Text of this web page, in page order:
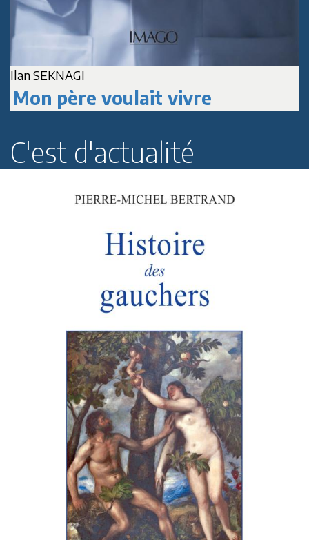
Ilan SEKNAGI
Mon père voulait vivre
C'est d'actualité